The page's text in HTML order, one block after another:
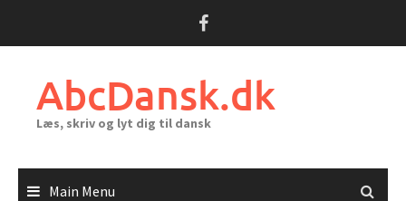
AbcDansk.dk
Læs, skriv og lyt dig til dansk
Main Menu